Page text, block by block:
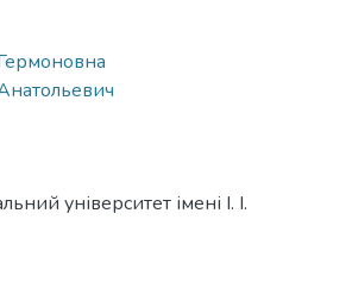
університет імені І. І.